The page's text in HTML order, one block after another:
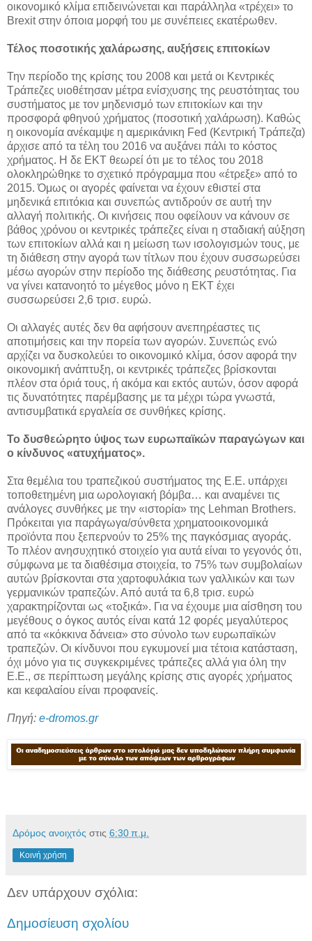
οικονομικό κλίμα επιδεινώνεται και παράλληλα «τρέχει» το
Brexit στην όποια μορφή του με συνέπειες εκατέρωθεν.
Τέλος ποσοτικής χαλάρωσης, αυξήσεις επιτοκίων
Την περίοδο της κρίσης του 2008 και μετά οι Κεντρικές
Τράπεζες υιοθέτησαν μέτρα ενίσχυσης της ρευστότητας του
συστήματος με τον μηδενισμό των επιτοκίων και την
προσφορά φθηνού χρήματος (ποσοτική χαλάρωση). Καθώς
η οικονομία ανέκαμψε η αμερικάνικη Fed (Κεντρική Τράπεζα)
άρχισε από τα τέλη του 2016 να αυξάνει πάλι το κόστος
χρήματος. Η δε ΕΚΤ θεωρεί ότι με το τέλος του 2018
ολοκληρώθηκε το σχετικό πρόγραμμα που «έτρεξε» από το
2015. Όμως οι αγορές φαίνεται να έχουν εθιστεί στα
μηδενικά επιτόκια και συνεπώς αντιδρούν σε αυτή την
αλλαγή πολιτικής. Οι κινήσεις που οφείλουν να κάνουν σε
βάθος χρόνου οι κεντρικές τράπεζες είναι η σταδιακή αύξηση
των επιτοκίων αλλά και η μείωση των ισολογισμών τους, με
τη διάθεση στην αγορά των τίτλων που έχουν συσσωρεύσει
μέσω αγορών στην περίοδο της διάθεσης ρευστότητας. Για
να γίνει κατανοητό το μέγεθος μόνο η ΕΚΤ έχει
συσσωρεύσει 2,6 τρισ. ευρώ.
Οι αλλαγές αυτές δεν θα αφήσουν ανεπηρέαστες τις
αποτιμήσεις και την πορεία των αγορών. Συνεπώς ενώ
αρχίζει να δυσκολεύει το οικονομικό κλίμα, όσον αφορά την
οικονομική ανάπτυξη, οι κεντρικές τράπεζες βρίσκονται
πλέον στα όριά τους, ή ακόμα και εκτός αυτών, όσον αφορά
τις δυνατότητες παρέμβασης με τα μέχρι τώρα γνωστά,
αντισυμβατικά εργαλεία σε συνθήκες κρίσης.
Το δυσθεώρητο ύψος των ευρωπαϊκών παραγώγων και
ο κίνδυνος «ατυχήματος».
Στα θεμέλια του τραπεζικού συστήματος της Ε.Ε. υπάρχει
τοποθετημένη μια ωρολογιακή βόμβα… και αναμένει τις
ανάλογες συνθήκες με την «ιστορία» της Lehman Brothers.
Πρόκειται για παράγωγα/σύνθετα χρηματοοικονομικά
προϊόντα που ξεπερνούν το 25% της παγκόσμιας αγοράς.
Το πλέον ανησυχητικό στοιχείο για αυτά είναι το γεγονός ότι,
σύμφωνα με τα διαθέσιμα στοιχεία, το 75% των συμβολαίων
αυτών βρίσκονται στα χαρτοφυλάκια των γαλλικών και των
γερμανικών τραπεζών. Από αυτά τα 6,8 τρισ. ευρώ
χαρακτηρίζονται ως «τοξικά». Για να έχουμε μια αίσθηση του
μεγέθους ο όγκος αυτός είναι κατά 12 φορές μεγαλύτερος
από τα «κόκκινα δάνεια» στο σύνολο των ευρωπαϊκών
τραπεζών. Οι κίνδυνοι που εγκυμονεί μια τέτοια κατάσταση,
όχι μόνο για τις συγκεκριμένες τράπεζες αλλά για όλη την
Ε.Ε., σε περίπτωση μεγάλης κρίσης στις αγορές χρήματος
και κεφαλαίου είναι προφανείς.
Πηγή: e-dromos.gr
Δρόμος ανοιχτός στις 6:30 π.μ.
Κοινή χρήση
Δεν υπάρχουν σχόλια:
Δημοσίευση σχολίου